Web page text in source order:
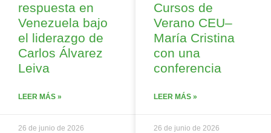
respuesta en
Venezuela bajo
el liderazgo de
Carlos Álvarez
Leiva
LEER MÁS »
26 de junio de 2026
Cursos de
Verano CEU–
María Cristina
con una
conferencia
LEER MÁS »
26 de junio de 2026